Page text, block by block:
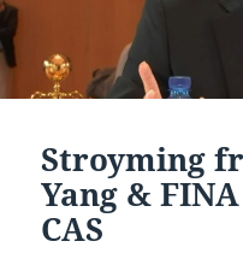
Stroyming
Yang &
CAS